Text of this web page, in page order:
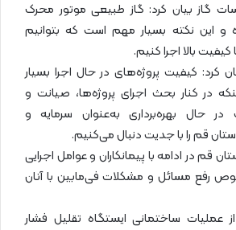
گاز بیان کرد: گاز طبیعی موتور محرک
و این نکته بسیار مهم است که بتوانیم
کیفیت بالا اجرا کنیم.
کرد: کیفیت پروژه‌های در حال اجرا بسیار
در کنار بحث اجرای پروژه‌ها، صیانت و
حال بهره‌برداری به‌عنوان سرمایه و
قم را با جدیت دنبال می‌کنیم.
قم در ادامه با پیمانکاران و عوامل اجرایی
رفع مسائل و مشکلات فی‌مابین با آنان
عملیات ساختمانی ایستگاه تقلیل فشار